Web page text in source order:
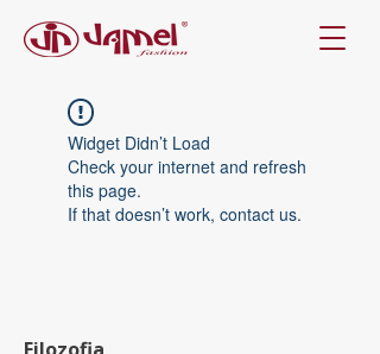
Widget Didn’t Load
Check your internet and refresh
this page.
If that doesn’t work, contact us.